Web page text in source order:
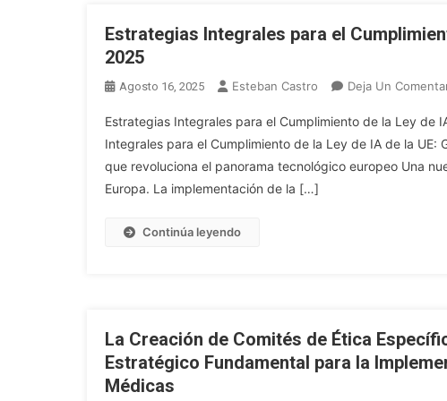
Estrategias Integrales para el
2025
Agosto 16, 2025 Esteban Castro Deja Un
Estrategias Integrales para el Cumplimiento de la Ley de
Integrales para el Cumplimiento de la Ley de IA de la
que revoluciona el panorama tecnológico europeo Una
Europa. La implementación de la […]
Continúa leyendo
La Creación de Comités de Ética
Estratégico Fundamental para la
Médicas